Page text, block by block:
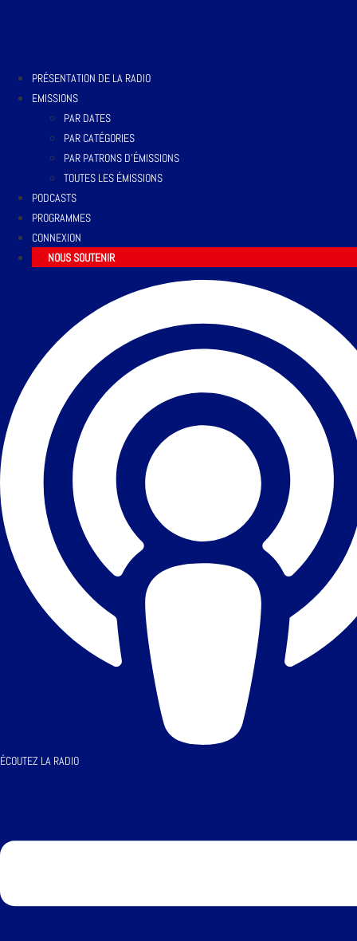
PRÉSENTATION DE LA RADIO
EMISSIONS
PAR DATES
PAR CATÉGORIES
PAR PATRONS D’ÉMISSIONS
TOUTES LES ÉMISSIONS
PODCASTS
PROGRAMMES
CONNEXION
NOUS SOUTENIR
ÉCOUTEZ LA RADIO